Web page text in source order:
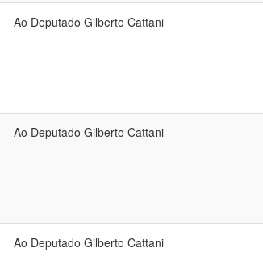
Ao Deputado Gilberto Cattani
Ao Deputado Gilberto Cattani
Ao Deputado Gilberto Cattani